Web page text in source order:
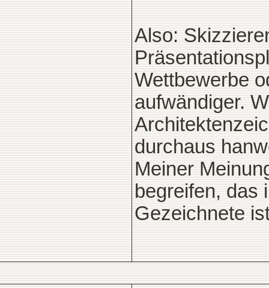
Also:
Wettbewerbe
aufwändiger.
durchaus
Meiner
begreifen, das
Gezeichnete